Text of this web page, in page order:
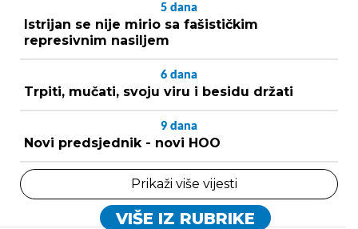
5 dana
Istrijan se nije mirio sa fašističkim
represivnim nasiljem
6 dana
Trpiti, mučati, svoju viru i besidu držati
9 dana
Novi predsjednik - novi HOO
Prikaži više vijesti
VIŠE IZ RUBRIKE